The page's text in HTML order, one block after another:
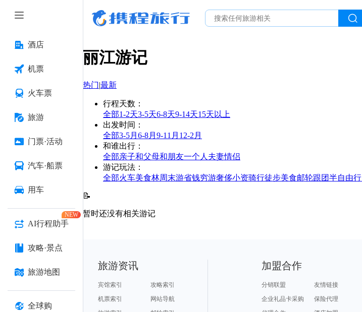
酒店
机票
火车票
旅游
门票·活动
汽车·船票
用车
AI行程助手
NEW
攻略·景点
旅游地图
全球购
丽江游记
热门|最新
行程天数 ：
全部1-2天3-5天6-8天9-14天15天以上
出发时间 ：
全部3-5月 6-8月 9-11月 12-2月
和谁出行 ：
全部亲子和父母和朋友一个人 夫妻情侣
游记玩法 ：
全部火车美食林周末游省钱穷游奢侈小资骑行徒步美食邮轮跟团半自由行
📝
暂时还没有相关游记
旅游资讯
宾馆索引
攻略索引
机票索引
网站导航
加盟合作
分销联盟
友情链接
企业礼品卡采购
保险代理